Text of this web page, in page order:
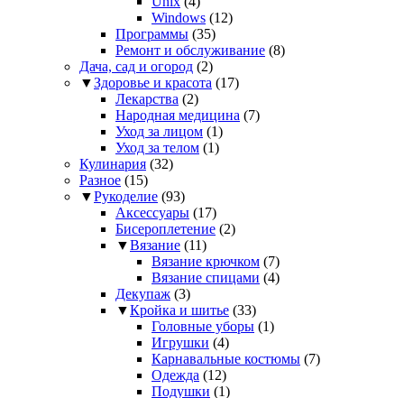
Windows (12)
Программы (35)
Ремонт и обслуживание (8)
Дача, сад и огород (2)
▼Здоровье и красота (17)
Лекарства (2)
Народная медицина (7)
Уход за лицом (1)
Уход за телом (1)
Кулинария (32)
Разное (15)
▼Рукоделие (93)
Аксессуары (17)
Бисероплетение (2)
▼Вязание (11)
Вязание крючком (7)
Вязание спицами (4)
Декупаж (3)
▼Кройка и шитье (33)
Головные уборы (1)
Игрушки (4)
Карнавальные костюмы (7)
Одежда (12)
Подушки (1)